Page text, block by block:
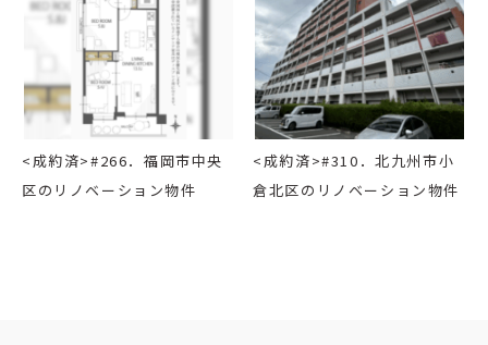
<成約済>#266．福岡市中央
区のリノベーション物件
<成約済>#310．北九州市小
倉北区のリノベーション物件